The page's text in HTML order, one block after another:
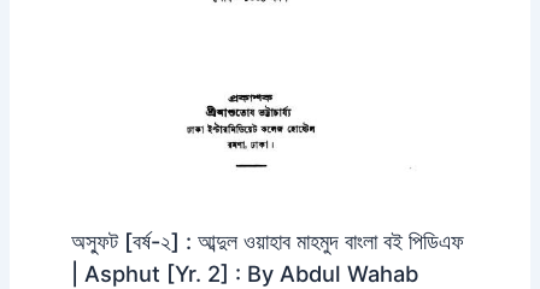
অস্ফুট [বর্ষ-২] : আব্দুল ওয়াহাব মাহমুদ বাংলা বই পিডিএফ
| Asphut [Yr. 2] : By Abdul Wahab